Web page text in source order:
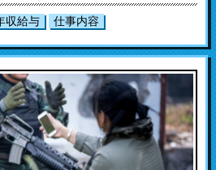
収給与 仕事内容